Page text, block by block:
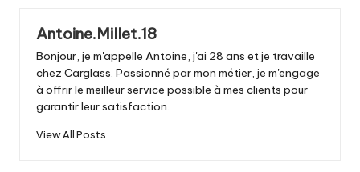
Antoine.Millet.18
Bonjour, je m'appelle Antoine, j'ai 28 ans et je travaille
chez Carglass. Passionné par mon métier, je m'engage
à offrir le meilleur service possible à mes clients pour
garantir leur satisfaction.
View All Posts